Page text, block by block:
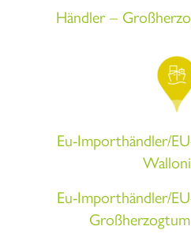
Händler –
Eu-Importhändler/
Eu-Importhändler/